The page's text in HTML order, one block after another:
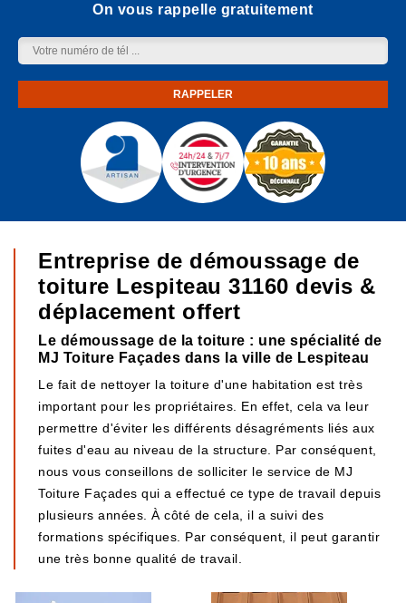
On vous rappelle gratuitement
Entreprise de démoussage de
toiture Lespiteau 31160 devis &
déplacement offert
Le démoussage de la toiture : une spécialité de
MJ Toiture Façades dans la ville de Lespiteau
Le fait de nettoyer la toiture d'une habitation est très
important pour les propriétaires. En effet, cela va leur
permettre d'éviter les différents désagréments liés aux
fuites d'eau au niveau de la structure. Par conséquent,
nous vous conseillons de solliciter le service de MJ
Toiture Façades qui a effectué ce type de travail depuis
plusieurs années. À côté de cela, il a suivi des
formations spécifiques. Par conséquent, il peut garantir
une très bonne qualité de travail.